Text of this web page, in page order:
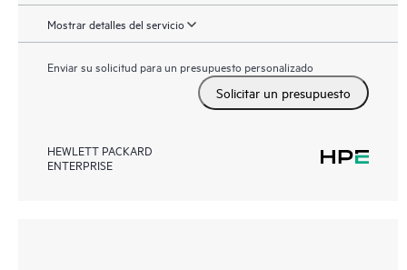
Mostrar detalles del servicio
Enviar su solicitud para un presupuesto personalizado
Solicitar un presupuesto
HEWLETT PACKARD
ENTERPRISE